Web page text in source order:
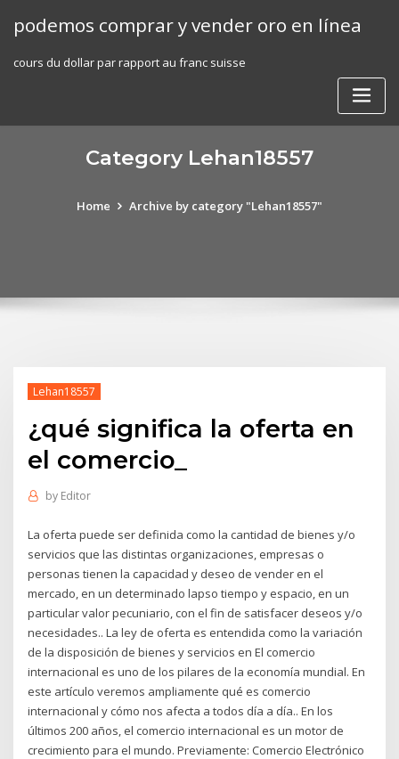
podemos comprar y vender oro en línea
cours du dollar par rapport au franc suisse
Category Lehan18557
Home Archive by category "Lehan18557"
Lehan18557
¿qué significa la oferta en
el comercio_
by Editor
La oferta puede ser definida como la cantidad de bienes y/o
servicios que las distintas organizaciones, empresas o
personas tienen la capacidad y deseo de vender en el
mercado, en un determinado lapso tiempo y espacio, en un
particular valor pecuniario, con el fin de satisfacer deseos y/o
necesidades.. La ley de oferta es entendida como la variación
de la disposición de bienes y servicios en El comercio
internacional es uno de los pilares de la economía mundial. En
este artículo veremos ampliamente qué es comercio
internacional y cómo nos afecta a todos día a día.. En los
últimos 200 años, el comercio internacional es un motor de
crecimiento para el mundo. Previamente: Comercio Electrónico